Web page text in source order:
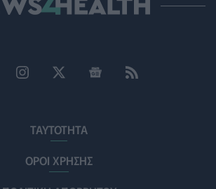
στους πυρόπληκτους της
08/2026 - 18:21
ορίων τα αποτελέσματα από τις
ΤΑΥΤΟΤΗΤΑ
ΟΡΟΙ ΧΡΗΣΗΣ